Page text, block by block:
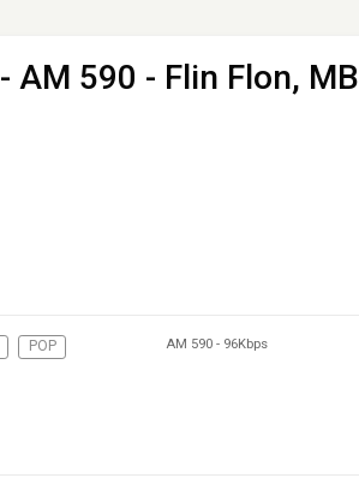
- AM 590 - Flin Flon, MB
POP
AM 590 - 96Kbps